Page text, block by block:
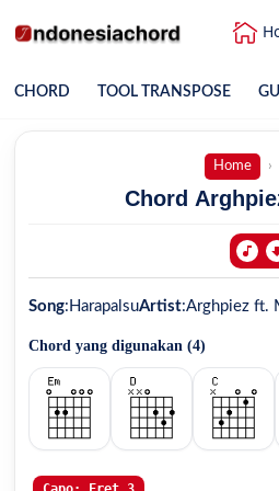
CHORD TOOL TRANSPOSE
Home
Chord
Song: HarapalsuArtist:Arghpiez ft.
Chord yang digunakan (4)